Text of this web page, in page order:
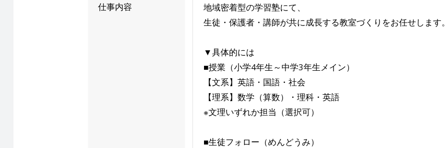
仕事内容
地域密着型の学習塾にて、
生徒・保護者・講師が共に成長する教室づくりをお任せします
▼具体的には
■授業（小学4年生～中学3年生メイン）
【文系】英語・国語・社会
【理系】数学（算数）・理科・英語
※文理いずれか担当（選択可）
■生徒フォロー（めんどうみ）